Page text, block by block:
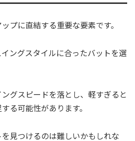
プに直結する重要な要素です。
ングスタイルに合ったバットを選
グスピードを落とし、軽すぎると
る可能性があります。
を見つけるのは難しいかもしれな